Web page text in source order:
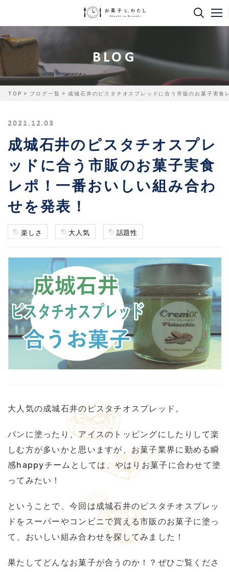
BLOG
TOP ブログ一覧 成城石井のピスタチオスプレッドに合う市販のお菓子実食
2021.12.03
成城石井のピスタチオスプレ
ッドに合う市販のお菓子実食
レポ！一番おいしい組み合わ
せを発表！
楽しさ 大人気 話題性
大人気の成城石井のピスタチオスプレッド。
パンに塗ったり、アイスのトッピングにしたりして楽
しむ方が多いかと思いますが、お菓子業界に勤める瞬
感happyチームとしては、やはりお菓子に合わせて塗
ってみたい！
ということで、今回は成城石井のピスタチオスプレッ
ドをスーパーやコンビニで買える市販のお菓子に塗っ
て、おいしい組み合わせを探してみました！
果たしてどんなお菓子が合うのか！？ぜひご覧くださ